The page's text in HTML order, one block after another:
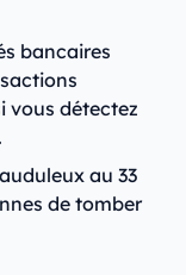
bancaires
vous détectez
au 33
de tomber